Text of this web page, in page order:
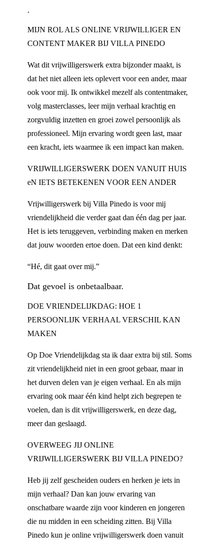
.
MIJN ROL ALS ONLINE VRIJWILLIGER EN
CONTENT MAKER BIJ VILLA PINEDO
Wat dit vrijwilligerswerk extra bijzonder maakt, is
dat het niet alleen iets oplevert voor een ander, maar
ook voor mij. Ik ontwikkel mezelf als contentmaker,
volg masterclasses, leer mijn verhaal krachtig en
zorgvuldig inzetten en groei zowel persoonlijk als
professioneel. Mijn ervaring wordt geen last, maar
een kracht, iets waarmee ik een impact kan maken.
VRIJWILLIGERSWERK DOEN VANUIT HUIS
eN IETS BETEKENEN VOOR EEN ANDER
Vrijwilligerswerk bij Villa Pinedo is voor mij
vriendelijkheid die verder gaat dan één dag per jaar.
Het is iets teruggeven, verbinding maken en merken
dat jouw woorden ertoe doen. Dat een kind denkt:
“Hé, dit gaat over mij.”
Dat gevoel is onbetaalbaar.
DOE VRIENDELIJKDAG: HOE 1
PERSOONLIJK VERHAAL VERSCHIL KAN
MAKEN
Op Doe Vriendelijkdag sta ik daar extra bij stil. Soms
zit vriendelijkheid niet in een groot gebaar, maar in
het durven delen van je eigen verhaal. En als mijn
ervaring ook maar één kind helpt zich begrepen te
voelen, dan is dit vrijwilligerswerk, en deze dag,
meer dan geslaagd.
OVERWEEG JIJ ONLINE
VRIJWILLIGERSWERK BIJ VILLA PINEDO?
Heb jij zelf gescheiden ouders en herken je iets in
mijn verhaal? Dan kan jouw ervaring van
onschatbare waarde zijn voor kinderen en jongeren
die nu midden in een scheiding zitten. Bij Villa
Pinedo kun je online vrijwilligerswerk doen vanuit